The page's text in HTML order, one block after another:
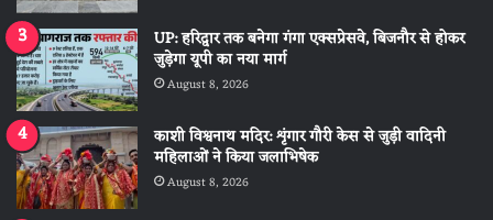
UP: हरिद्वार तक बनेगा गंगा एक्सप्रेसवे, बिजनौर से होकर
जुड़ेगा यूपी का नया मार्ग
August 8, 2026
काशी विश्वनाथ मदिर: शृंगार गौरी केस से जुड़ी वादिनी
महिलाओं ने किया जलाभिषेक
August 8, 2026